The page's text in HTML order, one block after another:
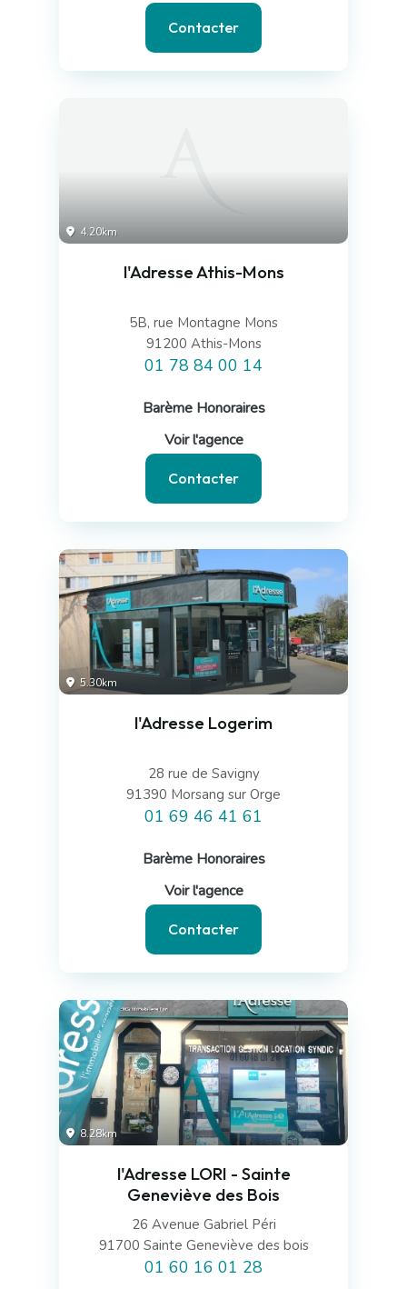
Contacter
4.20km
l'Adresse Athis-Mons
5B, rue Montagne Mons
91200 Athis-Mons
01 78 84 00 14
Barème Honoraires
Voir l'agence
Contacter
5.30km
l'Adresse Logerim
28 rue de Savigny
91390 Morsang sur Orge
01 69 46 41 61
Barème Honoraires
Voir l'agence
Contacter
8.28km
l'Adresse LORI - Sainte
Geneviève des Bois
26 Avenue Gabriel Péri
91700 Sainte Geneviève des bois
01 60 16 01 28